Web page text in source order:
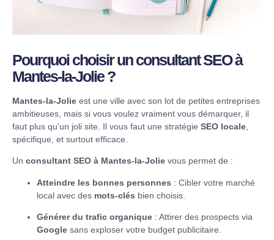
Pourquoi choisir un consultant SEO à
Mantes-la-Jolie ?
Mantes-la-Jolie est une ville avec son lot de petites entreprises
ambitieuses, mais si vous voulez vraiment vous démarquer, il
faut plus qu’un joli site. Il vous faut une stratégie SEO locale
spécifique, et surtout efficace.
Un consultant SEO à Mantes-la-Jolie vous permet de :
Atteindre les bonnes personnes : Cibler votre marché
local avec des mots-clés bien choisis.
Générer du trafic organique : Attirer des prospects via
Google sans exploser votre budget publicitaire.